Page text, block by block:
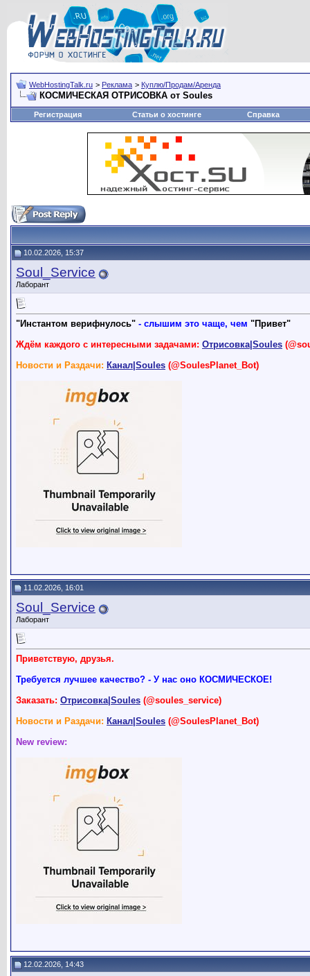
WebHostingTalk.ru > Реклама > Куплю/Продам/Аренда
КОСМИЧЕСКАЯ ОТРИСОВКА от Soules
Регистрация Статьи о хостинге Справка
10.02.2026, 15:37
Soul_Service
Лаборант
"Инстантом верифнулось" - слышим это чаще, чем "Привет"
Ждём каждого с интересными задачами: Отрисовка|Soules
Новости и Раздачи: Канал|Soules (@SoulesPlanet_Bot)
11.02.2026, 16:01
Soul_Service
Лаборант
Приветствую, друзья.
Требуется лучшее качество? - У нас оно КОСМИЧЕСКОЕ!
Заказать: Отрисовка|Soules (@soules_service)
Новости и Раздачи: Канал|Soules (@SoulesPlanet_Bot)
New review:
12.02.2026, 14:43